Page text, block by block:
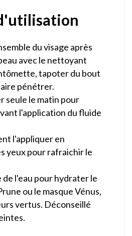
du visage après
avec le nettoyant
tapoter du bout
pénétrer.
seule le matin pour
l'application du fluide
l'appliquer en
yeux pour rafraichir le
de l'eau pour hydrater le
ou le masque Vénus,
vertus. Déconseillé